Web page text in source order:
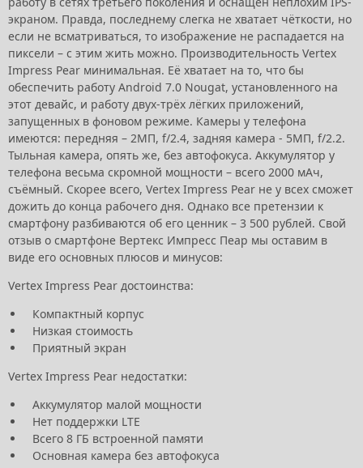
экраном. Правда, последнему слегка не хватает чёткости, но
если не всматриваться, то изображение не распадается на
пиксели – с этим жить можно. Производительность Vertex
Impress Pear минимальная. Её хватает на то, что бы
обеспечить работу Android 7.0 Nougat, установленного на
этот девайс, и работу двух-трёх лёгких приложений,
запущенных в фоновом режиме. Камеры у телефона
имеются: передняя – 2МП, f/2.4, задняя камера - 5МП, f/2.2.
Тыльная камера, опять же, без автофокуса. Аккумулятор у
телефона весьма скромной мощности – всего 2000 мАч,
съёмный. Скорее всего, Vertex Impress Pear не у всех сможет
дожить до конца рабочего дня. Однако все претензии к
смартфону разбиваются об его ценник – 3 500 рублей. Свой
отзыв о смартфоне Вертекс Импресс Пеар мы оставим в
виде его основных плюсов и минусов:
Vertex Impress Pear достоинства:
Компактный корпус
Низкая стоимость
Приятный экран
Vertex Impress Pear недостатки:
Аккумулятор малой мощности
Нет поддержки LTE
Всего 8 ГБ встроенной памяти
Основная камера без автофокуса